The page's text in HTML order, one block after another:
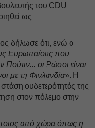
του CDU
ως
δήλωσε ότι, ενώ ο
Ευρωπαίους που
Πούτιν... οι Ρώσοι είναι
με τη Φινλανδία». Η
ουδετερότητάς της
στον πόλεμο στην
από χώρα όπως η